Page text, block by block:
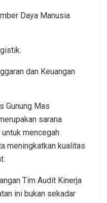
Daya Manusia
dan Keuangan
Gunung Mas
sarana
mencegah
meningkatkan kualitas
Tim Audit Kinerja
ini bukan sekadar